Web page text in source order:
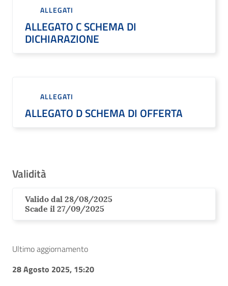
ALLEGATI
ALLEGATO C SCHEMA DI
DICHIARAZIONE
ALLEGATI
ALLEGATO D SCHEMA DI OFFERTA
Validità
Valido dal 28/08/2025
Scade il 27/09/2025
Ultimo aggiornamento
28 Agosto 2025, 15:20